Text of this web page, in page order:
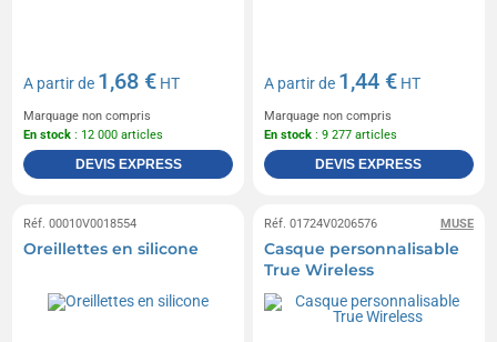
A partir de 1,68 € HT
Marquage non compris
En stock : 12 000 articles
DEVIS EXPRESS
A partir de 1,44 € HT
Marquage non compris
En stock : 9 277 articles
DEVIS EXPRESS
Réf. 00010V0018554
Oreillettes en silicone
MUSE
Réf. 01724V0206576
Casque personnalisable
True Wireless